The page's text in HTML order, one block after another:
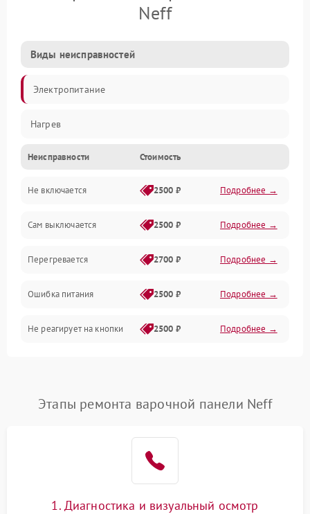
Neff
Виды неисправностей
Электропитание
Нагрев
Неисправности Стоимость
Не включается 2500 ₽ Подробнее →
Сам выключается 2500 ₽ Подробнее →
Перегревается 2700 ₽ Подробнее →
Ошибка питания 2500 ₽ Подробнее →
Не реагирует на кнопки 2500 ₽ Подробнее →
Этапы ремонта варочной панели Neff
1. Диагностика и визуальный осмотр